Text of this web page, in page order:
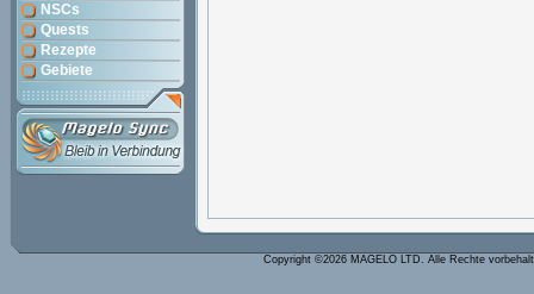
NSCs
Quests
Rezepte
Gebiete
Copyright ©2026 MAGELO LTD. Alle Rechte